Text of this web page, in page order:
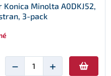
Minolta A0DKJ52,
3-pack
− +